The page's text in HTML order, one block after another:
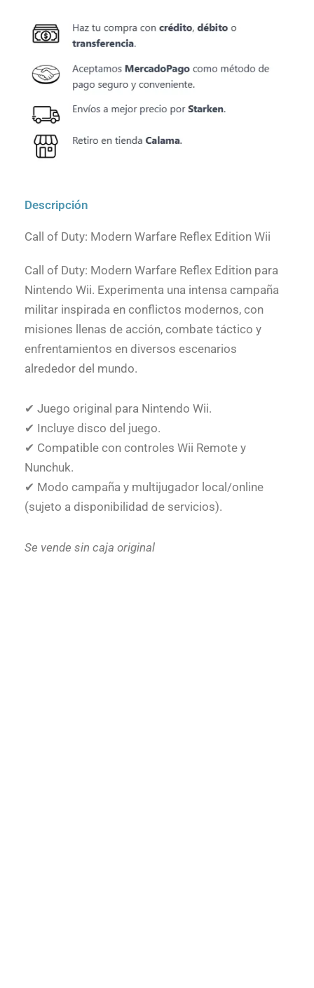
Descripción
Call of Duty: Modern Warfare Reflex Edition Wii
Call of Duty: Modern Warfare Reflex Edition para
Nintendo Wii. Experimenta una intensa campaña
militar inspirada en conflictos modernos, con
misiones llenas de acción, combate táctico y
enfrentamientos en diversos escenarios
alrededor del mundo.
✔ Juego original para Nintendo Wii.
✔ Incluye disco del juego.
✔ Compatible con controles Wii Remote y
Nunchuk.
✔ Modo campaña y multijugador local/online
(sujeto a disponibilidad de servicios).
Se vende sin caja original